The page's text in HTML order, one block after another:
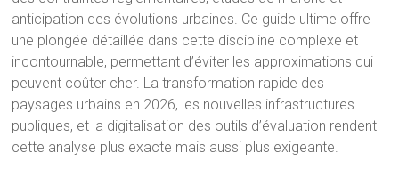
anticipation des évolutions urbaines. Ce guide ultime offre
une plongée détaillée dans cette discipline complexe et
incontournable, permettant d’éviter les approximations qui
peuvent coûter cher. La transformation rapide des
paysages urbains en 2026, les nouvelles infrastructures
publiques, et la digitalisation des outils d’évaluation rendent
cette analyse plus exacte mais aussi plus exigeante.